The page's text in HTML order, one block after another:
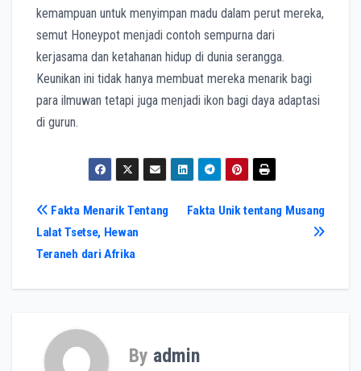
kemampuan untuk menyimpan madu dalam perut mereka,
semut Honeypot menjadi contoh sempurna dari
kerjasama dan ketahanan hidup di dunia serangga.
Keunikan ini tidak hanya membuat mereka menarik bagi
para ilmuwan tetapi juga menjadi ikon bagi daya adaptasi
di gurun.
Post
navigation
Fakta Unik tentang Musang
Fakta Menarik Tentang
Lalat Tsetse, Hewan
Teraneh dari Afrika
By admin